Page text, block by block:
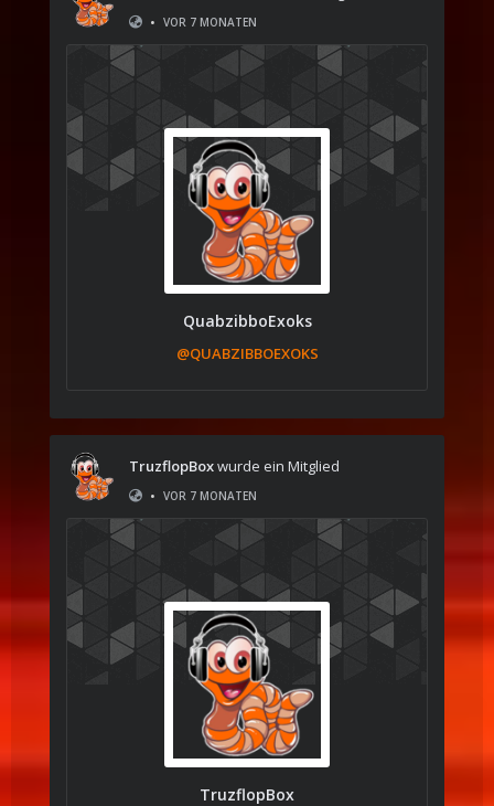
• VOR 7 MONATEN
QuabzibboExoks
@QUABZIBBOEXOKS
TruzflopBoxwurde ein Mitglied
• VOR 7 MONATEN
TruzflopBox